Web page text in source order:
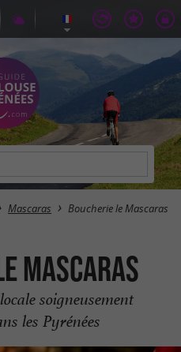
Mascaras Boucherie le Mascaras
Mascaras
soigneusement
les Pyrénées